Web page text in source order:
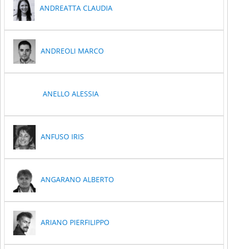
ANDREATTA CLAUDIA
ANDREOLI MARCO
ANELLO ALESSIA
ANFUSO IRIS
ANGARANO ALBERTO
ARIANO PIERFILIPPO